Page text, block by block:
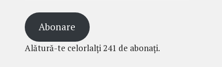
Abonare
Alătură-te celorlalți 241 de abonați.